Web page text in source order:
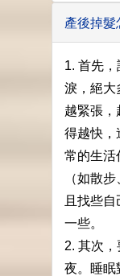
產後掉髮
1. 首先
淚，絕大
越緊張，
得越快，
常的生活
（如散
且找些
一些。
2. 其次
夜。睡眠